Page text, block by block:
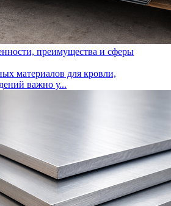
преимущества и сферы
материалов для кровли,
важно у...